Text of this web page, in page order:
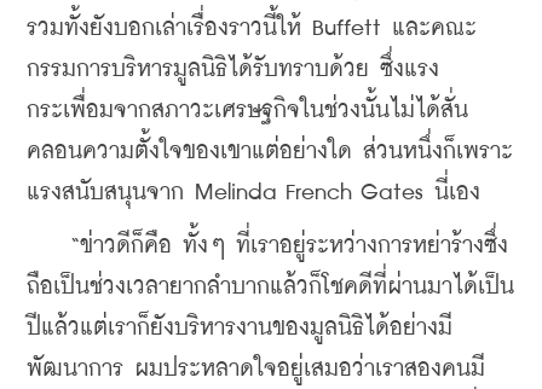
รวมทั้งยังบอกเล่าเรื่องราวนี้ให้ Buffett และคณะ
กรรมการบริหารมูลนิธิได้รับทราบด้วย ซึ่งแรง
กระเพื่อมจากสภาวะเศรษฐกิจในช่วงนั้นไม่ได้สั่น
คลอนความตั้งใจของเขาแต่อย่างใด ส่วนหนึ่งก็เพราะ
แรงสนับสนุนจาก Melinda French Gates นี่เอง
“ข่าวดีก็คือ ทั้งๆ ที่เราอยู่ระหว่างการหย่าร้างซึ่ง
ถือเป็นช่วงเวลายากลำบากแล้วก็โชคดีที่ผ่านมาได้เป็น
ปีแล้วแต่เราก็ยังบริหารงานของมูลนิธิได้อย่างมี
พัฒนาการ ผมประหลาดใจอยู่เสมอว่าเราสองคนมี